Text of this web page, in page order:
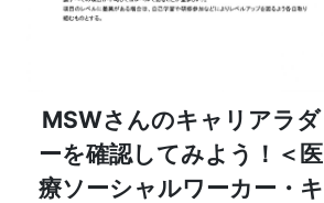
MSWさんのキャリアラダ
ーを確認してみよう！＜医
療ソーシャルワーカー・キ